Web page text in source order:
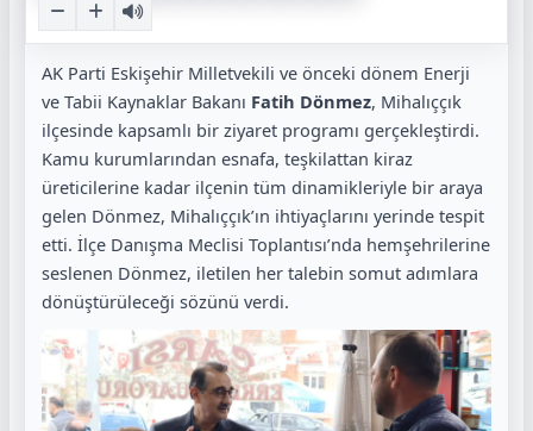
AK Parti Eskişehir Milletvekili ve önceki dönem Enerji
ve Tabii Kaynaklar Bakanı Fatih Dönmez, Mihalıççık
ilçesinde kapsamlı bir ziyaret programı gerçekleştirdi.
Kamu kurumlarından esnafa, teşkilattan kiraz
üreticilerine kadar ilçenin tüm dinamikleriyle bir araya
gelen Dönmez, Mihalıççık’ın ihtiyaçlarını yerinde tespit
etti. İlçe Danışma Meclisi Toplantısı’nda hemşehrilerine
seslenen Dönmez, iletilen her talebin somut adımlara
dönüştürüleceği sözünü verdi.